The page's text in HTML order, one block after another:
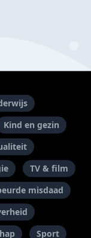
Kind en gezin
TV & film
misdaad
Sport